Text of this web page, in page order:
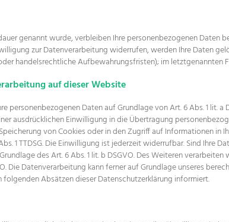
genannt wurde, verbleiben Ihre personenbezogenen
zur Datenverarbeitung widerrufen, werden Ihre Daten
handelsrechtliche Aufbewahrungsfristen); im
auf dieser Website
Daten auf Grundlage von Art. 6 Abs. 1 lit. a
ausdrücklichen Einwilligung in die Übertragung
von Cookies oder in den Zugriff auf Informationen
1 TTDSG. Die Einwilligung ist jederzeit widerrufbar. Sind Ihre
des Art. 6 Abs. 1 lit. b DSGVO. Des Weiteren
Datenverarbeitung kann ferner auf Grundlage unseres
Absätzen dieser Datenschutzerklärung informiert.